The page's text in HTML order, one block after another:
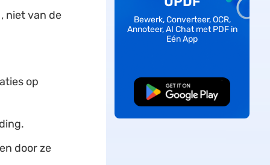
niet van de
op
door ze
Bewerk, Converteer, OCR,
Annoteer, AI Chat met PDF in
Eén App
Gratis Download